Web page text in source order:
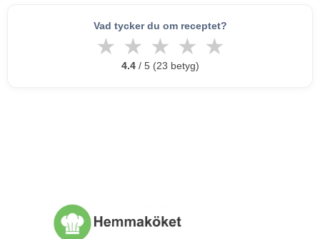
Vad tycker du om receptet?
★ ★ ★ ★ ★
4.4/ 5 (23 betyg)